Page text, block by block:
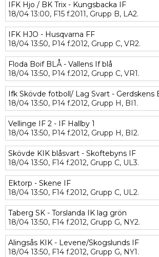
IFK Hjo / BK Trix - Kungsbacka IF
18/04 13:00, F15 f.2011, Grupp B, LA2.
IFK HJO - Husqvarna FF
18/04 13:50, P14 f.2012, Grupp C, VR2.
Floda Boif BLÅ - Vallens If blå
18/04 13:50, P14 f.2012, Grupp C, VR1.
Ifk Skövde fotboll/ Lag Svart - Gerdskens
18/04 13:50, P14 f.2012, Grupp H, BI1.
Vellinge IF 2 - IF Hallby 1
18/04 13:50, P14 f.2012, Grupp H, BI2.
Skövde KIK blåsvart - Skoftebyns IF
18/04 13:50, F14 f.2012, Grupp C, UL3.
Ektorp - Skene IF
18/04 13:50, F14 f.2012, Grupp C, UL2.
Taberg SK - Torslanda IK lag grön
18/04 13:50, F14 f.2012, Grupp G, NY2.
Alingsås KIK - Levene/Skogslunds IF
18/04 13:50, F14 f.2012, Grupp G, NY1.